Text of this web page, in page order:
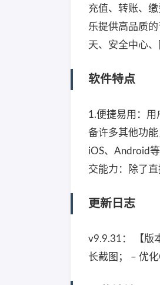
充值、转账、
乐提供高品质
天、安全中心、
软件特点
1.便捷易用：
备许多其他功
iOS、Android
交能力：除了
更新日志
v9.9.31： 【版
长截图； – 优